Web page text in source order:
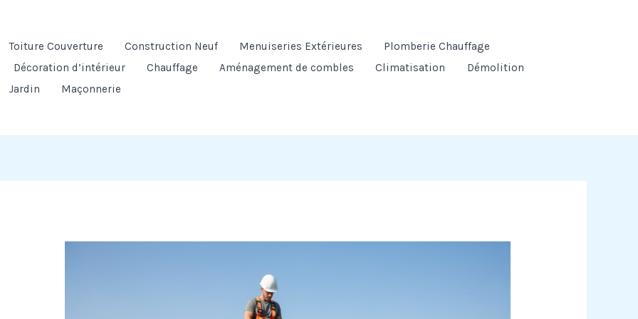
Toiture Couverture Construction Neuf Menuiseries Extérieures
Plomberie Chauffage
Décoration d’intérieur Chauffage Aménagement de combles Climatisation
Démolition
Jardin Maçonnerie